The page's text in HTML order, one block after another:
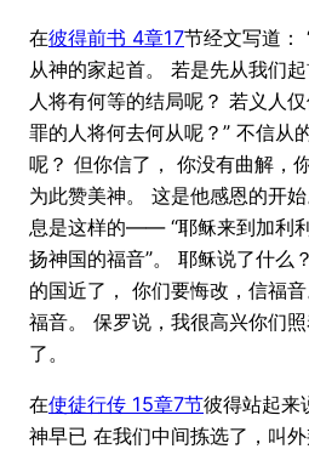
在彼得前书 4章17节经文写道：
从神的家起首。 若是先从我们
人将有何等的结局呢？ 若义人
罪的人将何去何从呢？” 不信从
呢？ 但你信了， 你没有曲解，
为此赞美神。 这是他感恩的开
息是这样的—— “耶稣来到加利
扬神国的福音”。 耶稣说了什么
的国近了， 你们要悔改，信福
福音。 保罗说，我很高兴你们
了。
在使徒行传 15章7节彼得站起来
神早已 在我们中间拣选了，叫